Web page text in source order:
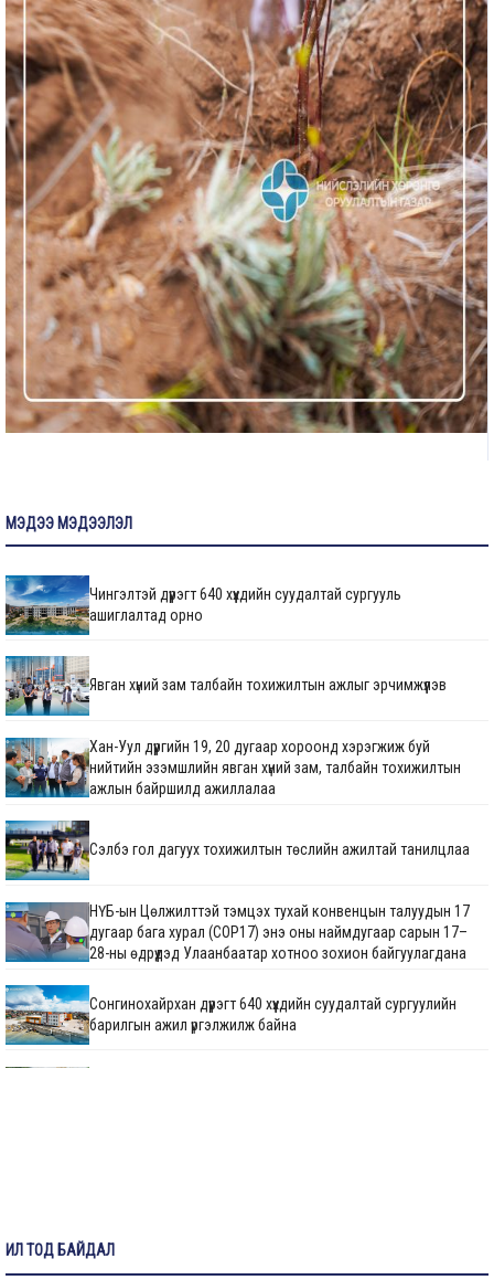
МЭДЭЭ МЭДЭЭЛЭЛ
Чингэлтэй дүүрэгт 640 хүүхдийн суудалтай сургууль
ашиглалтад орно
Явган хүний зам талбайн тохижилтын ажлыг эрчимжүүлэв
Хан-Уул дүүргийн 19, 20 дугаар хороонд хэрэгжиж буй
нийтийн эзэмшлийн явган хүний зам, талбайн тохижилтын
ажлын байршилд ажиллалаа
Сэлбэ гол дагуух тохижилтын төслийн ажилтай танилцлаа
НҮБ-ын Цөлжилттэй тэмцэх тухай конвенцын талуудын 17
дугаар бага хурал (COP17) энэ оны наймдугаар сарын 17–
28-ны өдрүүдэд Улаанбаатар хотноо зохион байгуулагдана
Сонгинохайрхан дүүрэгт 640 хүүхдийн суудалтай сургуулийн
барилгын ажил үргэлжилж байна
Нийтийн тээврийн автопаркийн гадна тохижилтын ажлыг
гүйцэтгэж байна
ИЛ ТОД БАЙДАЛ